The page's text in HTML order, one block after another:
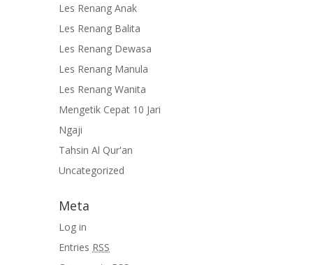
Les Renang Anak
Les Renang Balita
Les Renang Dewasa
Les Renang Manula
Les Renang Wanita
Mengetik Cepat 10 Jari
Ngaji
Tahsin Al Qur'an
Uncategorized
Meta
Log in
Entries RSS